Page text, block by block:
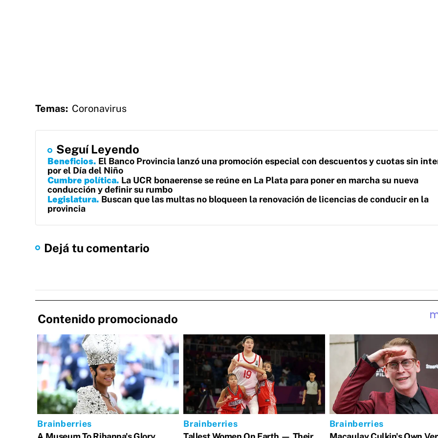
Temas: Coronavirus
Seguí Leyendo
Beneficios El Banco Provincia lanzó una promoción especial con descuentos y cuotas sin
por el Día del Niño
Cumbre política La UCR bonaerense se reúne en La Plata para poner en marcha su nueva
conducción y definir su rumbo
Legislatura Buscan que las multas no bloqueen la renovación de licencias de conducir en la
provincia
Dejá tu comentario